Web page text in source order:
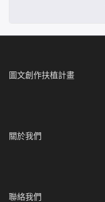
圖文創作扶植計畫
關於我們
聯絡我們